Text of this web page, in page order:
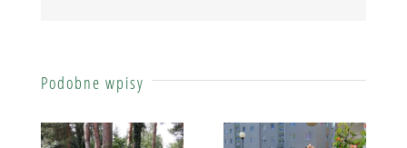
Podobne wpisy